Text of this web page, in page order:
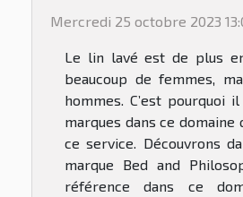
Mercredi 25 octobre 2023
Le lin lavé est de plus
beaucoup de femmes,
hommes. C’est pourquoi
marques dans ce domaine
ce service. Découvrons
marque Bed and
référence dans ce